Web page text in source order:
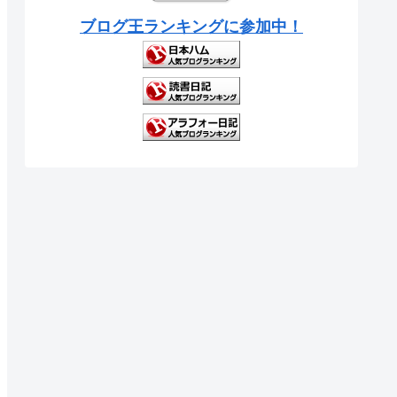
ブログ王ランキングに参加中！